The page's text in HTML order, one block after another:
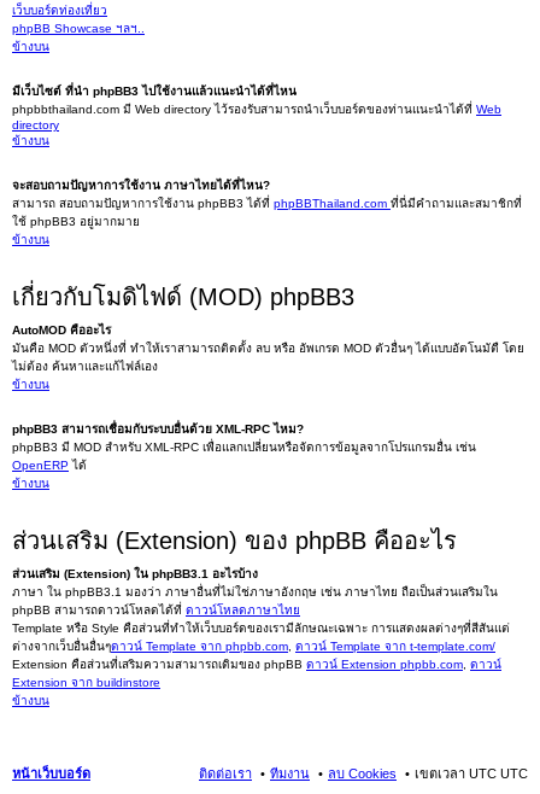
เว็บบอร์ดท่องเที่ยว
phpBB Showcase ฯลฯ..
ข้างบน
มีเว็บไซต์ ที่นำ phpBB3 ไปใช้งานแล้วแนะนำได้ที่ไหน
phpbbthailand.com มี Web directory ไว้รองรับสามารถนำเว็บบอร์ดของท่านแนะนำได้ที่ Web
directory
ข้างบน
จะสอบถามปัญหาการใช้งาน ภาษาไทยได้ที่ไหน?
สามารถ สอบถามปัญหาการใช้งาน phpBB3 ได้ที่ phpBBThailand.com ที่นี่มีคำถามและสมาชิกที่
ใช้ phpBB3 อยู่มากมาย
ข้างบน
เกี่ยวกับโมดิไฟด์ (MOD) phpBB3
AutoMOD คืออะไร
มันคือ MOD ตัวหนึ่งที่ ทำให้เราสามารถติดตั้ง ลบ หรือ อัพเกรด MOD ตัวอื่นๆ ได้แบบอัตโนมัตื โดย
ไม่ต้อง ค้นหาและแก้ไฟล์เอง
ข้างบน
phpBB3 สามารถเชื่อมกับระบบอื่นด้วย XML-RPC ไหม?
phpBB3 มี MOD สำหรับ XML-RPC เพื่อแลกเปลี่ยนหรือจัดการข้อมูลจากโปรแกรมอื่น เช่น
OpenERPได้
ข้างบน
ส่วนเสริม (Extension) ของ phpBB คืออะไร
ส่วนเสริม (Extension) ใน phpBB3.1 อะไรบ้าง
ภาษา ใน phpBB3.1 มองว่า ภาษาอื่นที่ไม่ใช่ภาษาอังกฤษ เช่น ภาษาไทย ถือเป็นส่วนเสริมใน
phpBB สามารถดาวน์โหลดได้ที่ ดาวน์โหลดภาษาไทย
Template หรือ Style คือส่วนที่ทำให้เว็บบอร์ดของเรามีลักษณะเฉพาะ การแสดงผลต่างๆที่สีสันแต่
ต่างจากเว็บอื่นอื่นๆดาวน์ Template จาก phpbb.com ดาวน์ Template จาก t-template.com/
Extension คือส่วนที่เสริมความสามารถเดิมของ phpBB ดาวน์ Extension phpbb.com ดาวน์
Extension จาก buildinstore
ข้างบน
หน้าเว็บบอร์ด เขตเวลา UTC UTC
ลบ Cookies
ทีมงาน
ติดต่อเรา